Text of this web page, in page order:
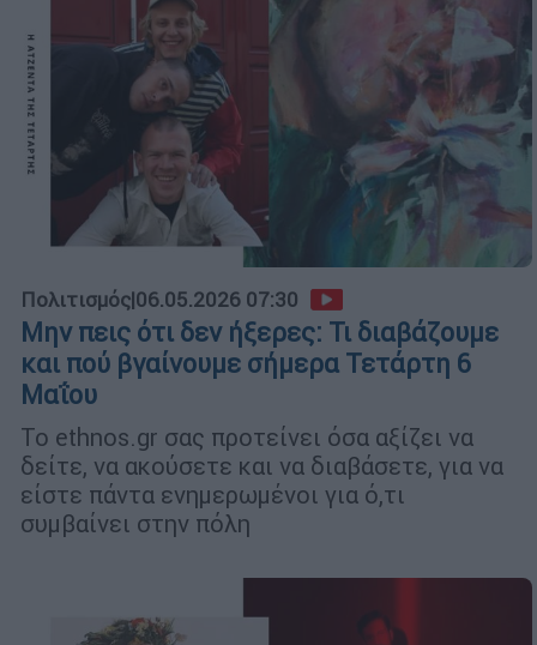
Πολιτισμός|06.05.2026 07:30
Μην πεις ότι δεν ήξερες: Τι διαβάζουμε
και πού βγαίνουμε σήμερα Τετάρτη 6
Μαΐου
Το ethnos.gr σας προτείνει όσα αξίζει να
δείτε, να ακούσετε και να διαβάσετε, για να
είστε πάντα ενημερωμένοι για ό,τι
συμβαίνει στην πόλη